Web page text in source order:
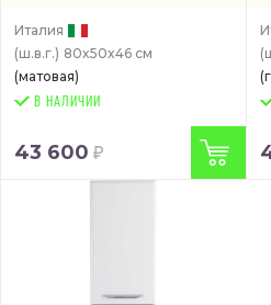
Италия
(ш.в.г.) 80x50x46 см
(матовая)
В НАЛИЧИИ
43 600